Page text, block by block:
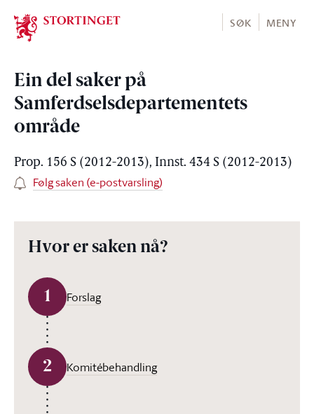
Stortinget.no
SØK MENY
Ein del saker på
Samferdselsdepartementets
område
Prop. 156 S (2012-2013), Innst. 434 S (2012-2013)
Følg saken (e-postvarsling)
Hvor er saken nå?
1 Forslag
2 Komitébehandling